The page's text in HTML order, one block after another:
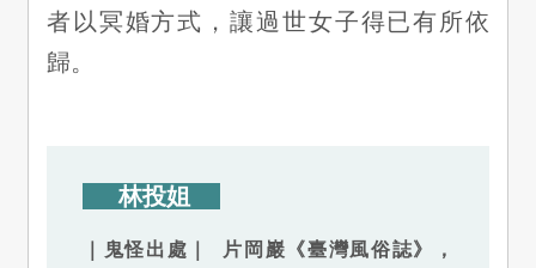
者以冥婚方式，讓過世女子得已有所依
歸。
林投姐
｜鬼怪出處｜ 片岡巖《臺灣風俗誌》，